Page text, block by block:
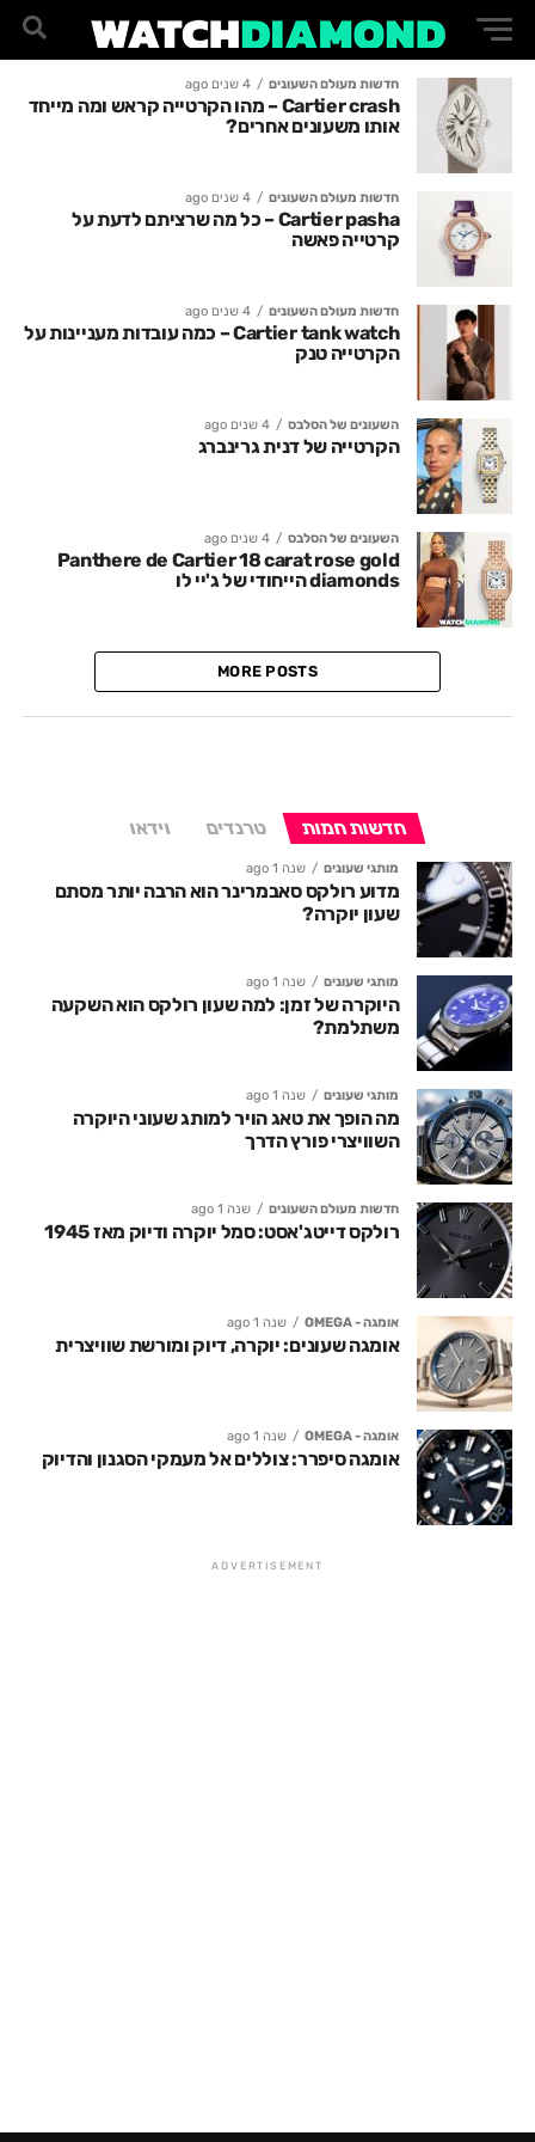
חדשות מעולם השעונים 4 שנים ago
Cartier crash – מהו הקרטייה קראש ומה מייחד
אותו משעונים אחרים?
חדשות מעולם השעונים 4 שנים ago
Cartier pasha – כל מה שרציתם לדעת על
קרטייה פאשה
חדשות מעולם השעונים 4 שנים ago
Cartier tank watch – כמה עובדות מעניינות על
הקרטייה טנק
השעונים של הסלבס 4 שנים ago
הקרטייה של דנית גרינברג
השעונים של הסלבס 4 שנים ago
Panthere de Cartier 18 carat rose gold
diamonds הייחודי של ג'יי לו
MORE POSTS
חדשות חמות טרנדים וידאו
מותגי שעונים שנה 1 ago
מדוע רולקס סאבמרינר הוא הרבה יותר מסתם
שעון יוקרה?
מותגי שעונים שנה 1 ago
היוקרה של זמן: למה שעון רולקס הוא השקעה
משתלמת?
מותגי שעונים שנה 1 ago
מה הופך את טאג הויר למותג שעוני היוקרה
השוויצרי פורץ הדרך
חדשות מעולם השעונים שנה 1 ago
רולקס דייטג'אסט: סמל יוקרה ודיוק מאז 1945
אומגה - OMEGA שנה 1 ago
אומגה שעונים: יוקרה, דיוק ומורשת שוויצרית
אומגה - OMEGA שנה 1 ago
אומגה סיפרר: צוללים אל מעמקי הסגנון והדיוק
ADVERTISEMENT